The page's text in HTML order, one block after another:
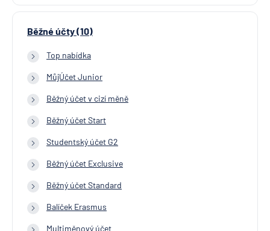
Běžné účty (10)
Top nabídka
MůjÚčet Junior
Běžný účet v cizí měně
Běžný účet Start
Studentský účet G2
Běžný účet Exclusive
Běžný účet Standard
Balíček Erasmus
Multiměnový účet